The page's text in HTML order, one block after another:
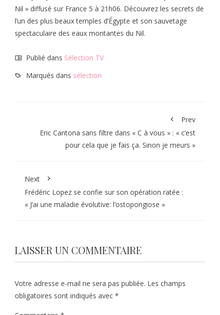
Nil » diffusé sur France 5 à 21h06. Découvrez les secrets de
l’un des plus beaux temples d’Égypte et son sauvetage
spectaculaire des eaux montantes du Nil.
Publié dans Sélection TV
Marqués dans sélection
Prev
Eric Cantona sans filtre dans « C à vous » : « c’est
pour cela que je fais ça. Sinon je meurs »
Next
Frédéric Lopez se confie sur son opération ratée :
« J’ai une maladie évolutive: l’ostopongiose »
LAISSER UN COMMENTAIRE
Votre adresse e-mail ne sera pas publiée. Les champs
obligatoires sont indiqués avec *